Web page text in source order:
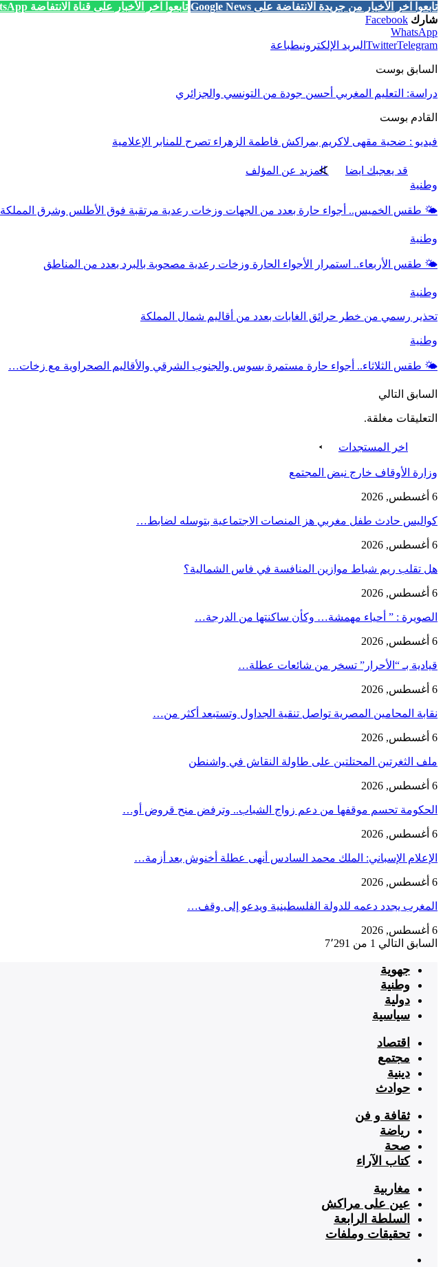
تابعوا آخر الأخبار من جريدة الانتفاضة على Google News
تابعوا آخر الأخبار على قناة الانتفاضة WhatsApp
شارك Facebook
WhatsApp
TwitterTelegram البريد الإلكترونيطباعة
السابق بوست
دراسة: التعليم المغربي أحسن جودة من التونسي والجزائري
القادم بوست
فيديو : ضحية مقهى لاكريم بمراكش فاطمة الزهراء تصرح للمنابر الإعلامية
قد يعجبك ايضا
المزيد عن المؤلف
وطنية
🌤️ طقس الخميس.. أجواء حارة بعدد من الجهات وزخات رعدية مرتقبة فوق الأطلس وشرق المملكة
وطنية
🌤️ طقس الأربعاء.. استمرار الأجواء الحارة وزخات رعدية مصحوبة بالبرد بعدد من المناطق
وطنية
تحذير رسمي من خطر حرائق الغابات بعدد من أقاليم شمال المملكة
وطنية
🌤️ طقس الثلاثاء.. أجواء حارة مستمرة بسوس والجنوب الشرقي والأقاليم الصحراوية مع زخات…
السابق التالي
التعليقات مغلقة.
اخر المستجدات
وزارة الأوقاف خارج نبض المجتمع
6 أغسطس, 2026
كواليس حادث طفل مغربي هز المنصات الاجتماعية بتوسله لضابط…
6 أغسطس, 2026
هل تقلب ريم شباط موازين المنافسة في فاس الشمالية؟
6 أغسطس, 2026
الصويرة : ” أحياء مهمشة… وكأن ساكنتها من الدرجة…
6 أغسطس, 2026
قيادية بـ “الأحرار” تسخر من شائعات عطلة…
6 أغسطس, 2026
نقابة المحامين المصرية تواصل تنقية الجداول وتستبعد أكثر من…
6 أغسطس, 2026
ملف الثغرتين المحتلتين على طاولة النقاش في واشنطن
6 أغسطس, 2026
الحكومة تحسم موقفها من دعم زواج الشباب.. وترفض منح قروض أو…
6 أغسطس, 2026
الإعلام الإسباني: الملك محمد السادس أنهى عطلة أخنوش بعد أزمة…
6 أغسطس, 2026
المغرب يجدد دعمه للدولة الفلسطينية ويدعو إلى وقف…
6 أغسطس, 2026
السابق التالي 1 من 7٬291
جهوية
وطنية
دولية
سياسية
اقتصاد
مجتمع
دينية
حوادث
ثقافة و فن
رياضة
صحة
كتاب الآراء
مغاربية
عين على مراكش
السلطة الرابعة
تحقيقات وملفات